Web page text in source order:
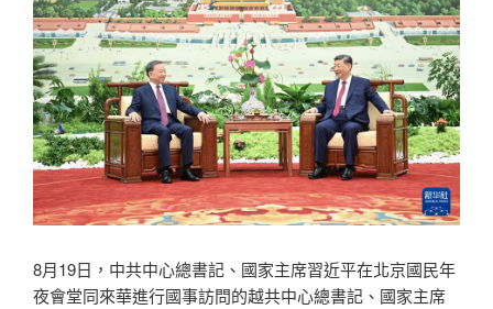
8月19日，中共中心總書記、國家主席習近平在北京國民年
夜會堂同來華進行國事訪問的越共中心總書記、國家主席